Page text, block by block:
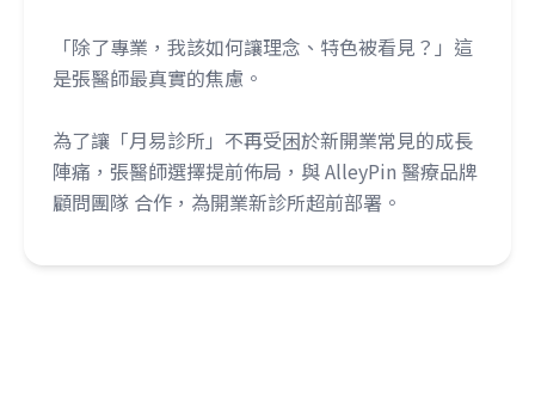
「除了專業，我該如何讓理念、特色被看見？」這
是張醫師最真實的焦慮。
為了讓「月易診所」不再受困於新開業常見的成長
陣痛，張醫師選擇提前佈局，與 AlleyPin 醫療品牌
顧問團隊 合作，為開業新診所超前部署。